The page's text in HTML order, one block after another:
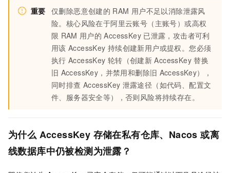
重要 仅删除恶意创建的 RAM 用户不足以消除泄露风
险。核心风险在于阿里云账号（主账号）或高权
限 RAM 用户的 AccessKey 已泄露，攻击者可利
用该 AccessKey 持续创建新用户或提权。您必须
执行 AccessKey 轮转（创建新 AccessKey 替换
旧 AccessKey，并禁用和删除旧 AccessKey），
同时排查 AccessKey 泄露途径（如代码、配置文
件、服务器安全等），否则风险将持续存在。
为什么 AccessKey 存储在私有仓库、Nacos 或离
线数据库中仍被检测为泄露？